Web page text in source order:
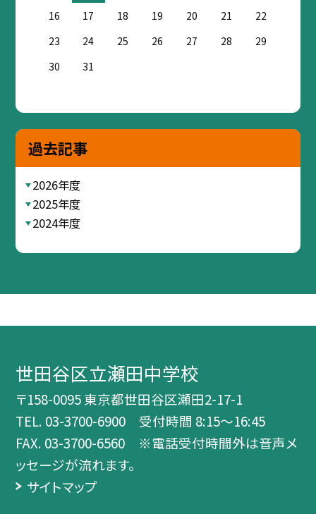
16
17 18 19 20 21
22
23
24 25 26 27 28
29
30
31
過去記事
2026年度
2025年度
2024年度
世田谷区立瀬田中学校
〒158-0095 東京都世田谷区瀬田2-17-1
TEL. 03-3700-6900 受付時間 8:15～16:45
FAX. 03-3700-6560 ※電話受付時間外は音声メ
ッセージが流れます。
サイトマップ